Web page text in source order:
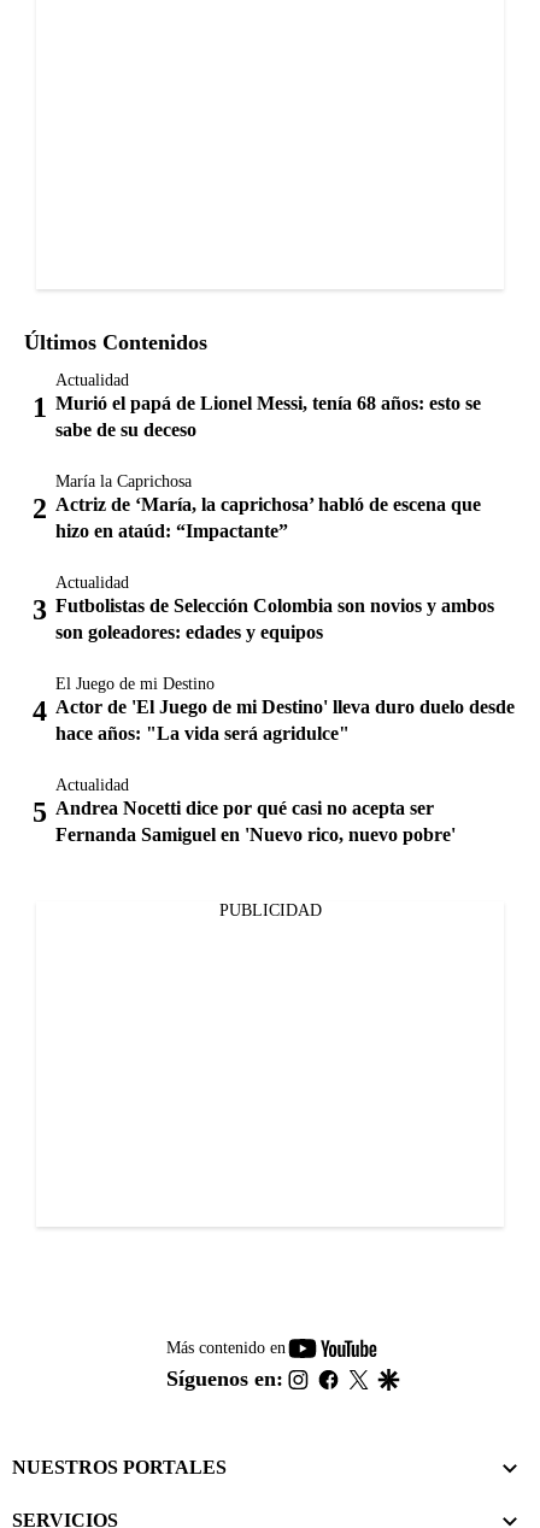
Últimos Contenidos
Actualidad
Murió el papá de Lionel Messi, tenía 68 años: esto se
sabe de su deceso
María la Caprichosa
Actriz de ‘María, la caprichosa’ habló de escena que
hizo en ataúd: “Impactante”
Actualidad
Futbolistas de Selección Colombia son novios y ambos
son goleadores: edades y equipos
El Juego de mi Destino
Actor de 'El Juego de mi Destino' lleva duro duelo desde
hace años: "La vida será agridulce"
Actualidad
Andrea Nocetti dice por qué casi no acepta ser
Fernanda Samiguel en 'Nuevo rico, nuevo pobre'
PUBLICIDAD
Más contenido en
youtube-
footer
Síguenos en: instagram
facebook
twitter
NUESTROS PORTALES
SERVICIOS